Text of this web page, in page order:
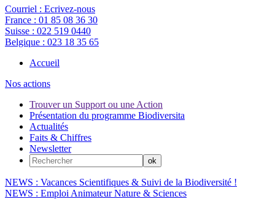
Courriel : Ecrivez-nous
France : 01 85 08 36 30
Suisse : 022 519 0440
Belgique : 023 18 35 65
Accueil
Nos actions
Trouver un Support ou une Action
Présentation du programme Biodiversita
Actualités
Faits & Chiffres
Newsletter
NEWS : Vacances Scientifiques & Suivi de la Biodiversité !
NEWS : Emploi Animateur Nature & Sciences